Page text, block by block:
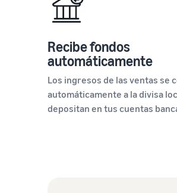
Recibe fondos
automáticamente
Los ingresos de las ventas se
automáticamente a la divisa
depositan en tus cuentas